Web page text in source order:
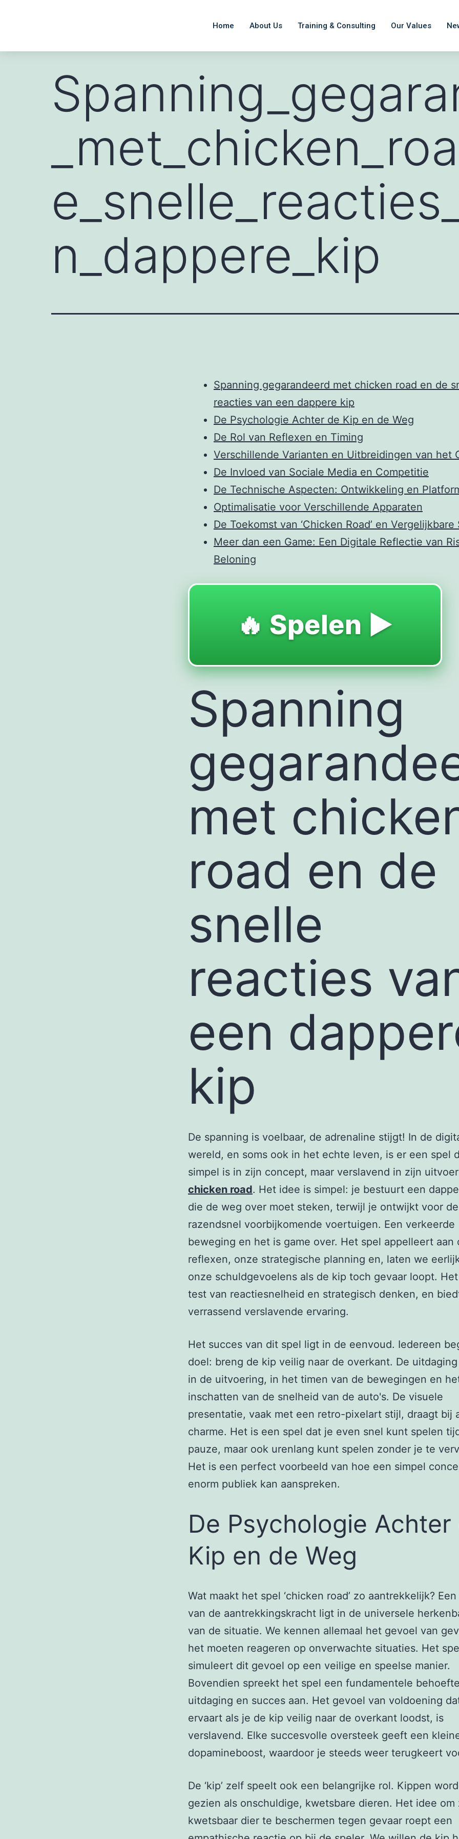
Home About Us Training & Consulting Our Values
n_dappere_kip
Spanning gegarandeerd met chicken road en de
reacties van een dappere kip
De Psychologie Achter de Kip en de Weg
De Rol van Reflexen en Timing
Verschillende Varianten en Uitbreidingen van het
De Invloed van Sociale Media en Competitie
De Technische Aspecten: Ontwikkeling en
Optimalisatie voor Verschillende Apparaten
De Toekomst van ‘Chicken Road’ en Vergelijkbare
Meer dan een Game: Een Digitale Reflectie van
Beloning
🔥 Spelen ▶️
Spanning
met
road en de
snelle
reacties
een
kip
De spanning is voelbaar, de adrenaline stijgt! In de
wereld, en soms ook in het echte leven, is er een spel
simpel is in zijn concept, maar verslavend in zijn
chicken road. Het idee is simpel: je bestuurt een
die de weg over moet steken, terwijl je ontwijkt voor de
razendsnel voorbijkomende voertuigen. Een verkeerde
beweging en het is game over. Het spel appelleert aan
reflexen, onze strategische planning en, laten we
onze schuldgevoelens als de kip toch gevaar loopt.
test van reactiesnelheid en strategisch denken, en
verrassend verslavende ervaring.
Het succes van dit spel ligt in de eenvoud. Iedereen
doel: breng de kip veilig naar de overkant. De
in de uitvoering, in het timen van de bewegingen en
inschatten van de snelheid van de auto's. De visuele
presentatie, vaak met een retro-pixelart stijl, draagt bij
charme. Het is een spel dat je even snel kunt spelen
pauze, maar ook urenlang kunt spelen zonder je te
Het is een perfect voorbeeld van hoe een simpel
enorm publiek kan aanspreken.
De Psychologie Achter
Kip en de Weg
Wat maakt het spel ‘chicken road’ zo aantrekkelijk?
van de aantrekkingskracht ligt in de universele
van de situatie. We kennen allemaal het gevoel van
het moeten reageren op onverwachte situaties. Het
simuleert dit gevoel op een veilige en speelse manier.
Bovendien spreekt het spel een fundamentele
uitdaging en succes aan. Het gevoel van voldoening
ervaart als je de kip veilig naar de overkant loodst, is
verslavend. Elke succesvolle oversteek geeft een
dopamineboost, waardoor je steeds weer terugkeert
De ‘kip’ zelf speelt ook een belangrijke rol. Kippen
gezien als onschuldige, kwetsbare dieren. Het idee om
kwetsbaar dier te beschermen tegen gevaar roept een